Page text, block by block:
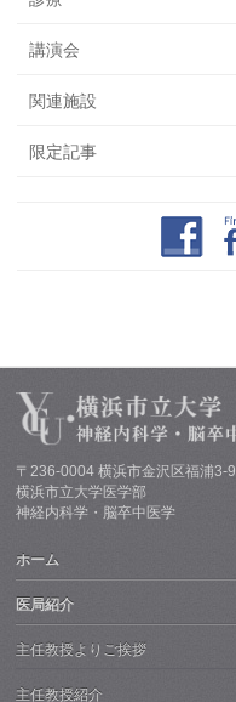
講演会
関連施設
限定記事
〒236-0004 横浜市金沢区福浦3-9
横浜市立大学医学部
神経内科学・脳卒中医学
ホーム
医局紹介
主任教授よりご挨拶
主任教授紹介